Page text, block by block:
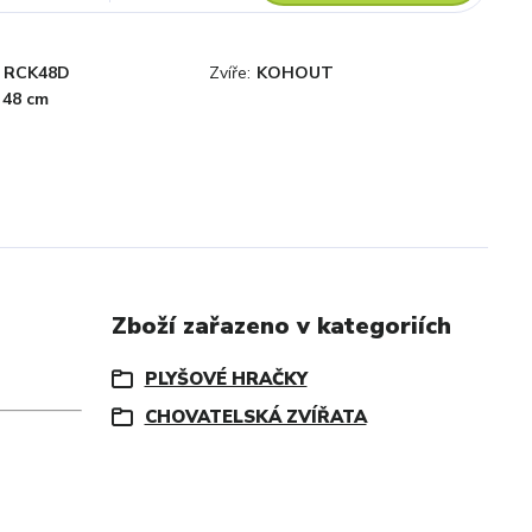
RCK48D Zvíře: KOHOUT
48 cm
Zboží zařazeno v kategoriích
PLYŠOVÉ HRAČKY
CHOVATELSKÁ ZVÍŘATA